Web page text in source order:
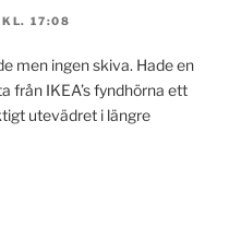
17:08
men ingen skiva. Hade en
från IKEA’s fyndhörna ett
utevädret i längre